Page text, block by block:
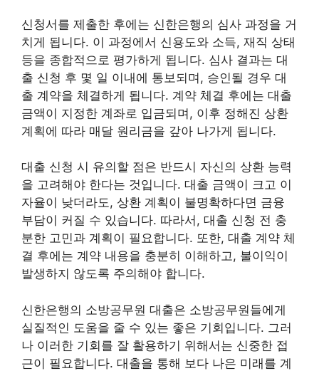
신청서를 제출한 후에는 신한은행의 심사 과정을 거
치게 됩니다. 이 과정에서 신용도와 소득, 재직 상태
등을 종합적으로 평가하게 됩니다. 심사 결과는 대
출 신청 후 몇 일 이내에 통보되며, 승인될 경우 대
출 계약을 체결하게 됩니다. 계약 체결 후에는 대출
금액이 지정한 계좌로 입금되며, 이후 정해진 상환
계획에 따라 매달 원리금을 갚아 나가게 됩니다.
대출 신청 시 유의할 점은 반드시 자신의 상환 능력
을 고려해야 한다는 것입니다. 대출 금액이 크고 이
자율이 낮더라도, 상환 계획이 불명확하다면 금융
부담이 커질 수 있습니다. 따라서, 대출 신청 전 충
분한 고민과 계획이 필요합니다. 또한, 대출 계약 체
결 후에는 계약 내용을 충분히 이해하고, 불이익이
발생하지 않도록 주의해야 합니다.
신한은행의 소방공무원 대출은 소방공무원들에게
실질적인 도움을 줄 수 있는 좋은 기회입니다. 그러
나 이러한 기회를 잘 활용하기 위해서는 신중한 접
근이 필요합니다. 대출을 통해 보다 나은 미래를 계